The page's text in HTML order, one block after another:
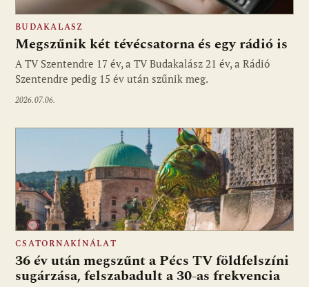
BUDAKALASZ
Megszűnik két tévécsatorna és egy rádió is
A TV Szentendre 17 év, a TV Budakalász 21 év, a Rádió
Szentendre pedig 15 év után szűnik meg.
2026.07.06.
CSATORNAKÍNÁLAT
36 év után megszűnt a Pécs TV földfelszíni
sugárzása, felszabadult a 30-as frekvencia